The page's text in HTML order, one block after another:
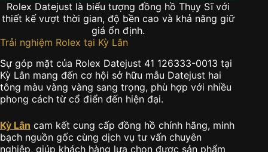
Rolex Datejust là biểu tượng đồng hồ Thụy Sĩ với
thiết kế vượt thời gian, độ bền cao và khả năng giữ
giá ổn định.
Trải nghiệm Rolex tại Kỳ Lân
Sự góp mặt của Rolex Datejust 41 126333-0013 tại
Kỳ Lân mang đến cơ hội sở hữu mẫu Datejust hai
tông màu vàng vàng sang trọng, phù hợp với nhiều
phong cách từ cổ điển đến hiện đại.
Kỳ Lân cam kết cung cấp đồng hồ chính hãng, minh
bạch nguồn gốc cùng dịch vụ tư vấn chuyên
nghiệp, giúp khách hàng lựa chọn được sản phẩm